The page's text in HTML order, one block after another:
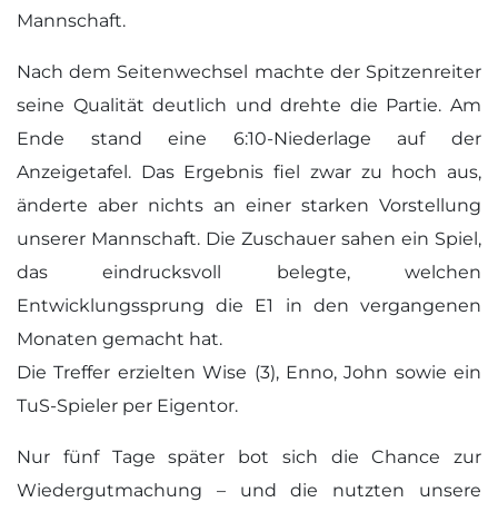
Mannschaft.
Nach dem Seitenwechsel machte der Spitzenreiter
seine Qualität deutlich und drehte die Partie. Am
Ende stand eine 6:10-Niederlage auf der
Anzeigetafel. Das Ergebnis fiel zwar zu hoch aus,
änderte aber nichts an einer starken Vorstellung
unserer Mannschaft. Die Zuschauer sahen ein Spiel,
das eindrucksvoll belegte, welchen
Entwicklungssprung die E1 in den vergangenen
Monaten gemacht hat.
Die Treffer erzielten Wise (3), Enno, John sowie ein
TuS-Spieler per Eigentor.
Nur fünf Tage später bot sich die Chance zur
Wiedergutmachung – und die nutzten unsere